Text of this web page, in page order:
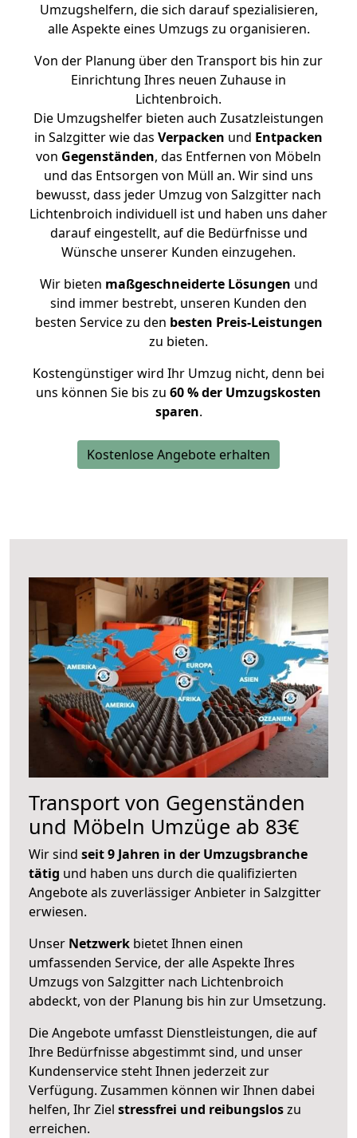
Umzugshelfern, die sich darauf spezialisieren,
alle Aspekte eines Umzugs zu organisieren.
Von der Planung über den Transport bis hin zur
Einrichtung Ihres neuen Zuhause in
Lichtenbroich.
Die Umzugshelfer bieten auch Zusatzleistungen
in Salzgitter wie das Verpacken und Entpacken
von Gegenständen, das Entfernen von Möbeln
und das Entsorgen von Müll an. Wir sind uns
bewusst, dass jeder Umzug von Salzgitter nach
Lichtenbroich individuell ist und haben uns daher
darauf eingestellt, auf die Bedürfnisse und
Wünsche unserer Kunden einzugehen.
Wir bieten maßgeschneiderte Lösungen und
sind immer bestrebt, unseren Kunden den
besten Service zu den besten Preis-Leistungen
zu bieten.
Kostengünstiger wird Ihr Umzug nicht, denn bei
uns können Sie bis zu 60 % der Umzugskosten
sparen.
Kostenlose Angebote erhalten
Transport von Gegenständen
und Möbeln Umzüge ab 83€
Wir sind seit 9 Jahren in der Umzugsbranche
tätig und haben uns durch die qualifizierten
Angebote als zuverlässiger Anbieter in Salzgitter
erwiesen.
Unser Netzwerk bietet Ihnen einen
umfassenden Service, der alle Aspekte Ihres
Umzugs von Salzgitter nach Lichtenbroich
abdeckt, von der Planung bis hin zur Umsetzung.
Die Angebote umfasst Dienstleistungen, die auf
Ihre Bedürfnisse abgestimmt sind, und unser
Kundenservice steht Ihnen jederzeit zur
Verfügung. Zusammen können wir Ihnen dabei
helfen, Ihr Ziel stressfrei und reibungsloszu
erreichen.